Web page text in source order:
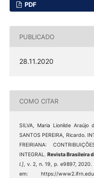
PDF
PUBLICADO
28.11.2020
COMO CITAR
SILVA, Maria Lionilde Araújo
SANTOS PEREIRA, Ricardo.
FREIRIANA:
INTEGRAL. Revista Brasileira
l.], v. 2, n. 19, p. e9897, 2020.
em: https://